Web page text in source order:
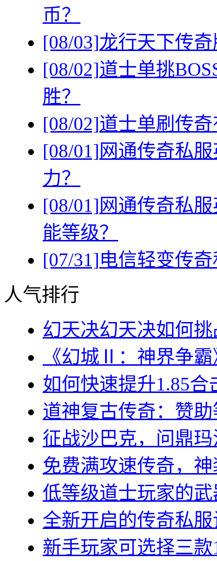
币？
[08/03]龙行天下传
[08/02]道士单挑
胜？
[08/02]道士单刷传
[08/01]网通传奇私
力？
[08/01]网通传奇私
能等级？
[07/31]电信轻变传
人气排行
幻天决幻天决如何
《幻城Ⅱ：神界争
如何快速提升1.85
道神复古传奇：赞
征战沙巴克，问鼎
免费满攻速传奇，
低等级道士玩家的
全新开启的传奇私
新手玩家可选择三款